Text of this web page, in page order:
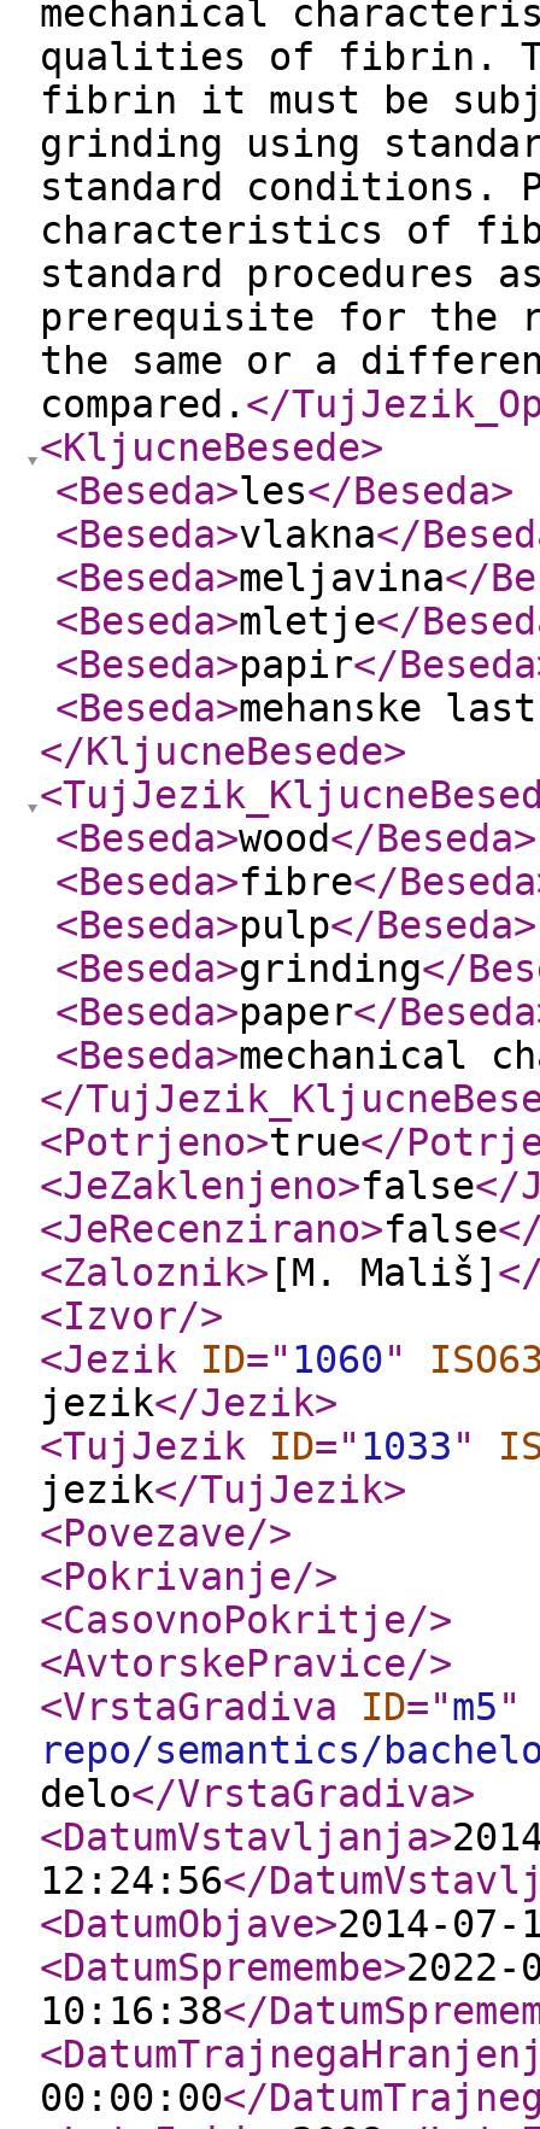
mechanical
qualities of fibrin.
fibrin it must be
grinding using
standard conditions.
characteristics of
standard procedures
prerequisite for the
the same or a
compared. </
<KljucneBesede>
<Beseda>les</Beseda>
<Beseda>vlakna</
<Beseda>meljavina</
<Beseda>mletje</
<Beseda>papir</Beseda
<Beseda>mehanske
</KljucneBesede>
<Beseda>wood</Beseda>
<Beseda>fibre</Beseda
<Beseda>pulp</Beseda>
<Beseda>grinding</
<Beseda>paper</Beseda
<Beseda>mechanical
</
<Potrjeno>true</
<JeZaklenjeno>false</
<JeRecenzirano>false
<Zaloznik> [M. Mališ]
<Izvor/>
<Jezik
ID=" 1060"
jezik</Jezik>
<TujJezik
ID=" 1033"
jezik</TujJezik>
<Povezave/>
<Pokrivanje/>
<CasovnoPokritje/>
<AvtorskePravice/>
<VrstaGradiva
ID="m5"
repo/semantics/
delo</VrstaGradiva>
<DatumVstavljanja>
12:24:56</
<DatumObjave>2014-07-
<DatumSpremembe>2022-
10:16:38</
00:00:00</